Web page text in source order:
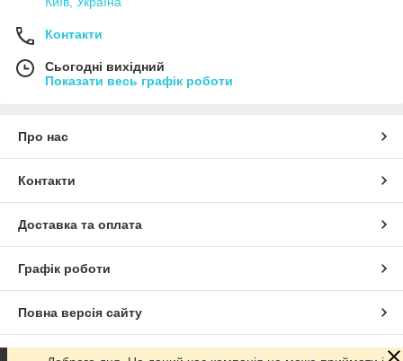
Контакти
Сьогодні вихідний
Показати весь графік роботи
Про нас
Контакти
Доставка та оплата
Графік роботи
Повна версія сайту
Сайт створено на маркетплейсі Prom.ua